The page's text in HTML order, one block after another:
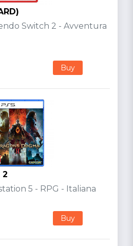
Switch 2 - Avventura
Buy
2
5 - RPG - Italiana
Buy